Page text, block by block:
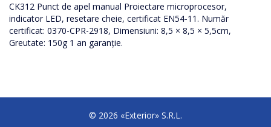
CK312 Punct de apel manual Proiectare microprocesor,
indicator LED, resetare cheie, certificat EN54-11. Număr
certificat: 0370-CPR-2918, Dimensiuni: 8,5 × 8,5 × 5,5cm,
Greutate: 150g 1 an garanție.
© 2026 «Exterior» S.R.L.